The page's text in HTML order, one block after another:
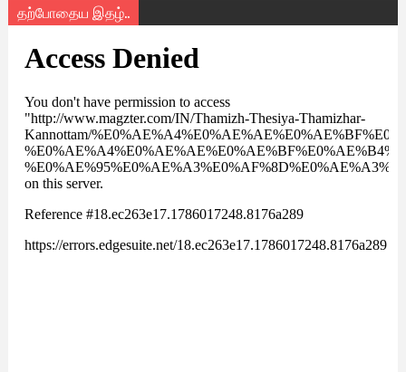
தற்போதைய இதழ்..